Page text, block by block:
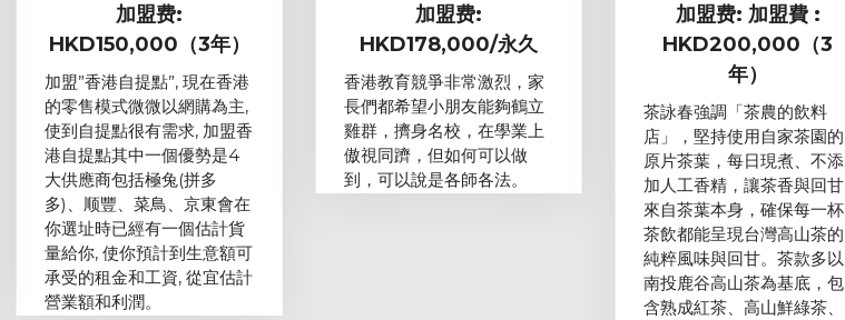
加盟费:
HKD150,000（3年）
加盟”香港自提點”, 現在香港
的零售模式微微以網購為主,
使到自提點很有需求, 加盟香
港自提點其中一個優勢是4
大供應商包括極兔(拼多
多)、顺豐、菜鳥、京東會在
你選址時已經有一個估計貨
量給你, 使你預計到生意額可
承受的租金和工資, 從宜估計
營業額和利潤。
加盟费:
HKD178,000/永久
香港教育競爭非常激烈，家
長們都希望小朋友能夠鶴立
雞群，擠身名校，在學業上
傲視同躋，但如何可以做
到，可以說是各師各法。
加盟费: 加盟費 :
HKD200,000（3
年）
茶詠春強調「茶農的飲料
店」，堅持使用自家茶園的
原片茶葉，每日現煮、不添
加人工香精，讓茶香與回甘
來自茶葉本身，確保每一杯
茶飲都能呈現台灣高山茶的
純粹風味與回甘。茶款多以
南投鹿谷高山茶為基底，包
含熟成紅茶、高山鮮綠茶、